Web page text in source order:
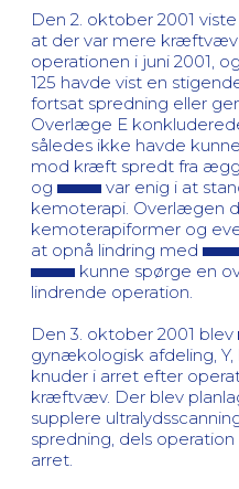
Den 2. oktober 2001
at der var mere
operationen i juni 2001,
125 havde vist en
fortsat spredning eller
Overlæge E
således ikke havde
mod kræft spredt fra
og
var enig i at
kemoterapi. Overlægen
kemoterapiformer og
at opnå lindring med
kunne spørge en
lindrende operation.
Den 3. oktober 2001 blev
gynækologisk afdeling,
knuder i arret efter
kræftvæv. Der blev
supplere
spredning, dels
arret.